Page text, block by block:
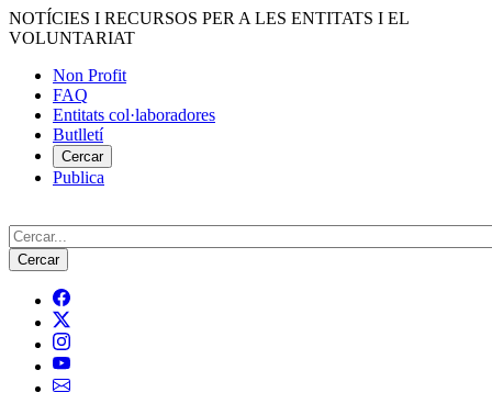
Vés
al
NOTÍCIES I RECURSOS PER A LES ENTITATS I EL
VOLUNTARIAT
Menú
del
compte
d'usuari
Non Profit
FAQ
Entitats col·laboradores
Butlletí
Cercar
Publica
Cerca